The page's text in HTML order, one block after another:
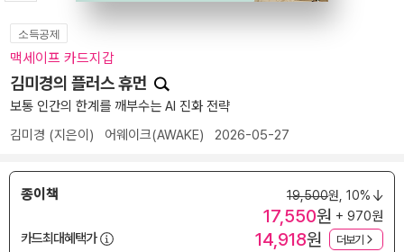
소득공제
맥세이프 카드지갑
김미경의 플러스 휴먼
보통 인간의 한계를 깨부수는 AI 진화 전략
김미경 (지은이) 어웨이크(AWAKE) 2026-05-27
종이책 19,500원, 10%
17,550원 + 970원
카드최대혜택가
14,918원 더보기